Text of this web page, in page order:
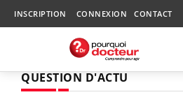
INSCRIPTION CONNEXION CONTACT
QUESTION D'ACTU